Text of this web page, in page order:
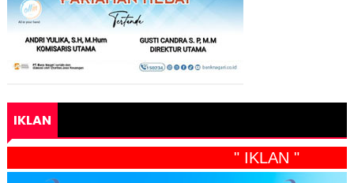
IKLAN
" IKLAN "